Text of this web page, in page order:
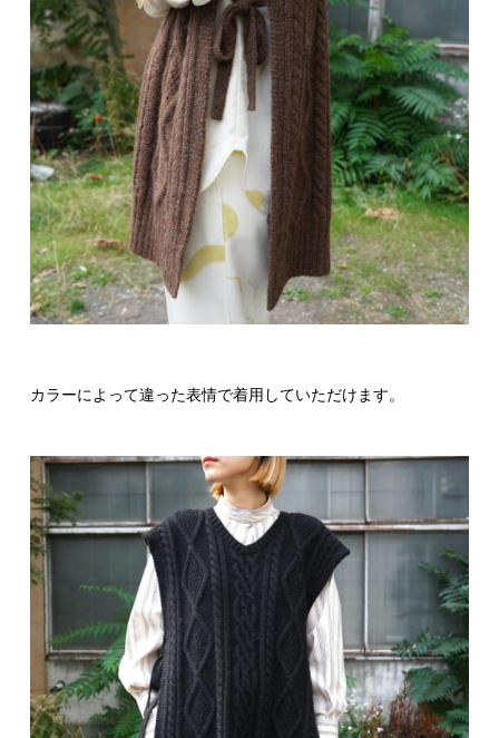
カラーによって違った表情で着用していただけます。